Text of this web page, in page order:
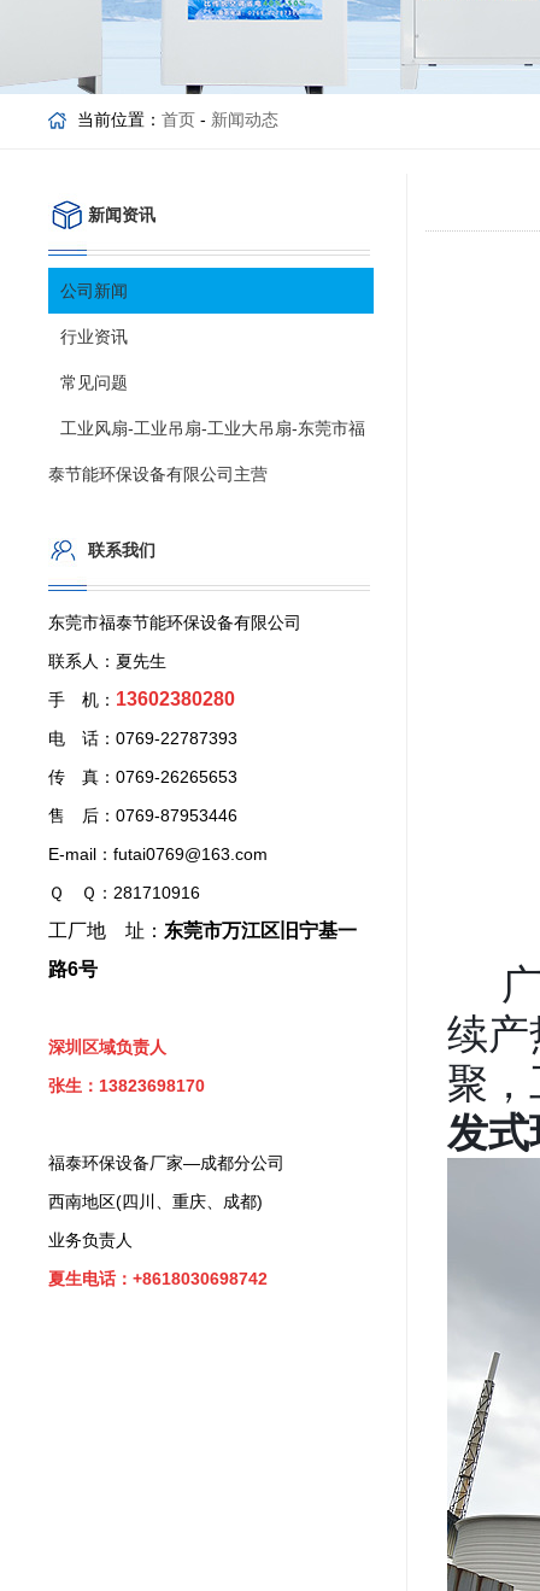
当前位置： 首页 - 新闻动态
广
续
聚
发
新闻资讯
公司新闻
行业资讯
常见问题
工业风扇-工业吊扇-工业大吊扇-东莞市福
泰节能环保设备有限公司主营
联系我们
东莞市福泰节能环保设备有限公司
联系人：夏先生
手 机： 13602380280
电 话：0769-22787393
传 真：0769-26265653
售 后：0769-87953446
E-mail：futai0769@163.com
Ｑ Ｑ：281710916
工厂地 址： 东莞市万江区旧宁基一
路6号
深圳区域负责人
张生：13823698170
福泰环保设备厂家—成都分公司
西南地区(四川、重庆、成都)
业务负责人
夏生电话：+8618030698742